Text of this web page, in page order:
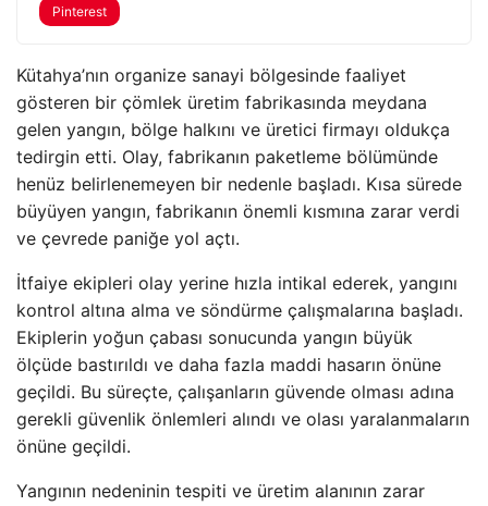
Pinterest
Kütahya’nın organize sanayi bölgesinde faaliyet
gösteren bir çömlek üretim fabrikasında meydana
gelen yangın, bölge halkını ve üretici firmayı oldukça
tedirgin etti. Olay, fabrikanın paketleme bölümünde
henüz belirlenemeyen bir nedenle başladı. Kısa sürede
büyüyen yangın, fabrikanın önemli kısmına zarar verdi
ve çevrede paniğe yol açtı.
İtfaiye ekipleri olay yerine hızla intikal ederek, yangını
kontrol altına alma ve söndürme çalışmalarına başladı.
Ekiplerin yoğun çabası sonucunda yangın büyük
ölçüde bastırıldı ve daha fazla maddi hasarın önüne
geçildi. Bu süreçte, çalışanların güvende olması adına
gerekli güvenlik önlemleri alındı ve olası yaralanmaların
önüne geçildi.
Yangının nedeninin tespiti ve üretim alanının zarar